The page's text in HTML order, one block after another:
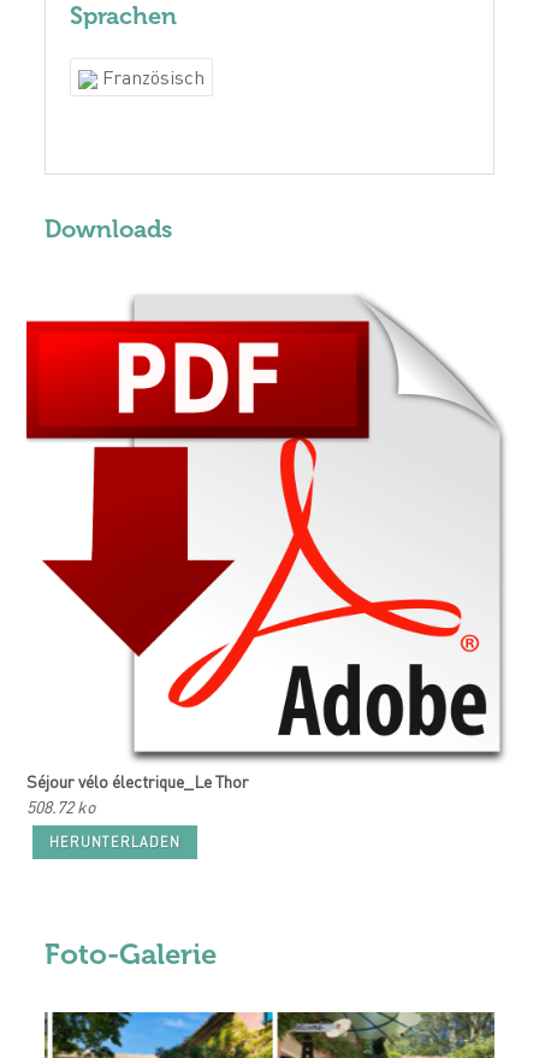
Sprachen
Französisch
Downloads
Séjour vélo électrique_Le Thor
508.72 ko
HERUNTERLADEN
Foto-Galerie